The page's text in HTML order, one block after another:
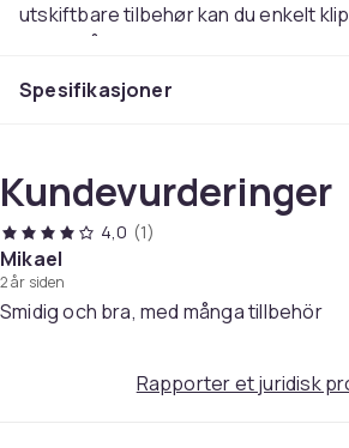
utskiftbare tilbehør kan du enkelt
forme hår, skjegg og bart samt
klippelengder for personlig stil. Det
Trimmeren lades fullt på fem timer
minutters kontinuerlig bruk. Et
tilbehøret organisert og innen
Medfølgende rengjøringsbørste,
smøreolje gjør vedlikeholdet enkelt
profesjonelle som ønsker en
Spesifikasjoner
Kundevurderinger
4,0 (1)
Mikael
2 år siden
Smidig och bra, med många tillbehör
Rapporter et juridisk